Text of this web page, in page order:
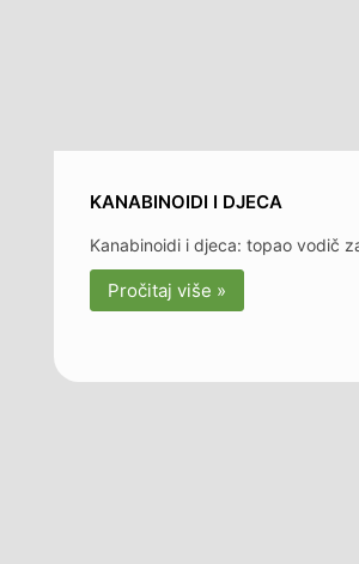
KANABINOIDI I DJECA
Kanabinoidi i djeca: topao vodič
Pročitaj više »